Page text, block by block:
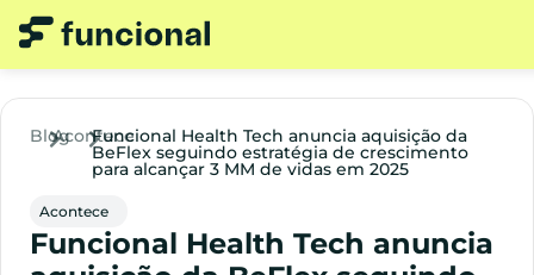
BlogAconteceFuncional Health Tech anuncia aquisição da
BeFlex seguindo estratégia de crescimento
para alcançar 3 MM de vidas em 2025
Acontece
Funcional Health Tech anuncia